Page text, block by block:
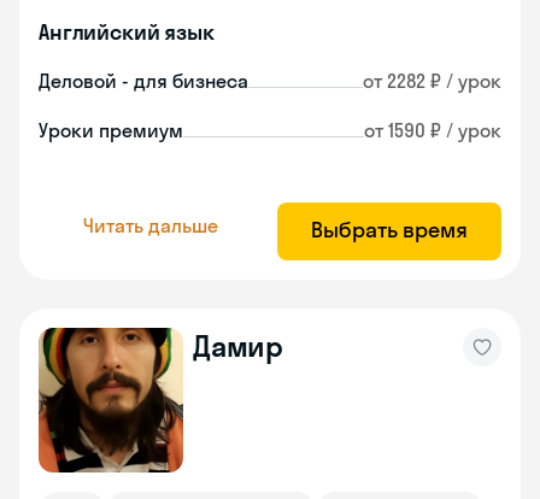
Английский язык
Деловой - для бизнеса от 2282 ₽ / урок
Уроки премиум от 1590 ₽ / урок
Читать дальше Выбрать время
Дамир